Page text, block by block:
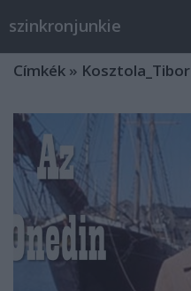
szinkronjunkie
Címkék » Kosztola_Tibor